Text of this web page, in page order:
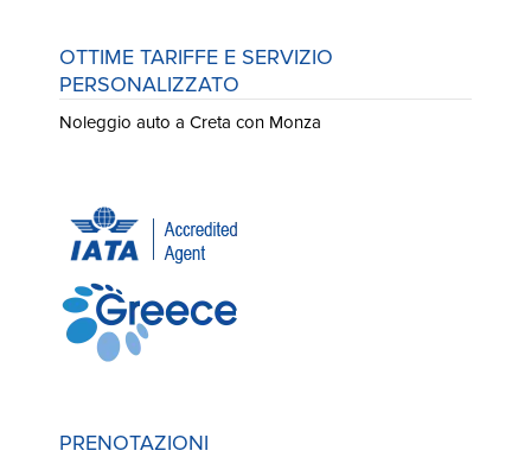
OTTIME TARIFFE E SERVIZIO
PERSONALIZZATO
Noleggio auto a Creta con Monza
PRENOTAZIONI